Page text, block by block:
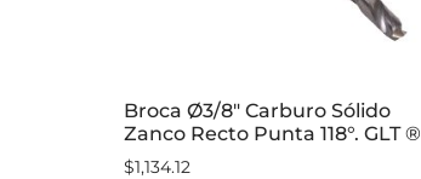
Broca Ø3/8″ Carburo Sólido
Zanco Recto Punta 118°. GLT ®
$1,134.12